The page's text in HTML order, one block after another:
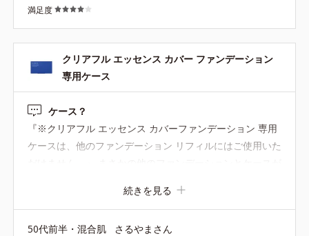
満足度
クリアフル エッセンス カバー ファンデーション
専用ケース
ケース？
『※クリアフル エッセンス カバーファンデーション 専用
ケースは、他のファンデーション リフィルにはご使用いた
続きを見る
50代前半・混合肌 さるやまさん